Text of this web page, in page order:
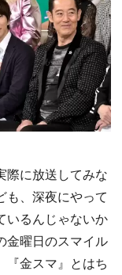
際に放送してみな
も、深夜にやって
いるんじゃないか
金曜日のスマイル
『金スマ』とはち